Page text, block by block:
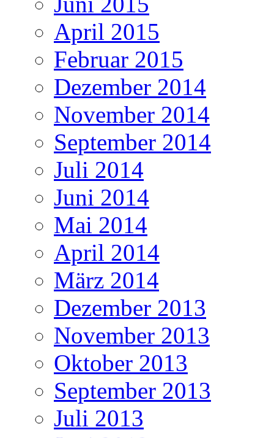
April 2015
Februar 2015
Dezember 2014
November 2014
September 2014
Juli 2014
Juni 2014
Mai 2014
April 2014
März 2014
Dezember 2013
November 2013
Oktober 2013
September 2013
Juli 2013